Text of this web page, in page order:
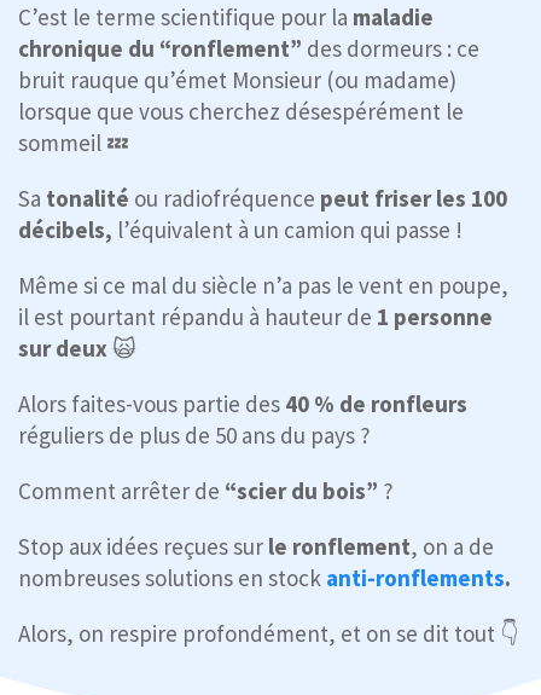
C’est le terme scientifique pour la maladie
chronique du “ronflement” des dormeurs : ce
bruit rauque qu’émet Monsieur (ou madame)
lorsque que vous cherchez désespérément le
sommeil 💤
Sa tonalité ou radiofréquence peut friser les 100
décibels, l’équivalent à un camion qui passe !
Même si ce mal du siècle n’a pas le vent en poupe,
il est pourtant répandu à hauteur de 1 personne
sur deux 🙀
Alors faites-vous partie des 40 % de ronfleurs
réguliers de plus de 50 ans du pays ?
Comment arrêter de “scier du bois” ?
Stop aux idées reçues sur le ronflement, on a de
nombreuses solutions en stock anti-ronflements.
Alors, on respire profondément, et on se dit tout 👇